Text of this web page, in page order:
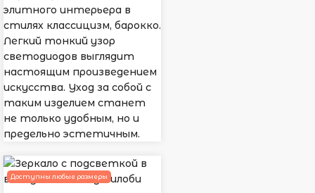
элитного интерьера в
стилях классицизм, барокко.
Легкий тонкий узор
светодиодов выглядит
настоящим произведением
искусства. Уход за собой с
таким изделием станет
не только удобным, но и
предельно эстетичным.
Доступны любые размеры